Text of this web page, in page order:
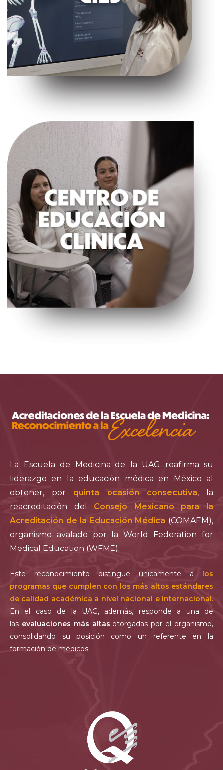
La Escuela de Medicina de la UAG reafirma su
liderazgo en la educación médica en México al
obtener, por
quinta ocasión consecutiva, la
reacreditación del Consejo Mexicano para la
Acreditación de la Educación Médica (COMAEM),
organismo avalado por la World Federation for
Medical Education (WFME).
Este reconocimiento distingue únicamente a los
programas que cumplen con los más altos estándares
de calidad académica a nivel nacional e internacional.
En el caso de la UAG, además, responde a una de
las evaluaciones más altas otorgadas por el organismo,
consolidando su posición como un referente en la
formación de médicos.